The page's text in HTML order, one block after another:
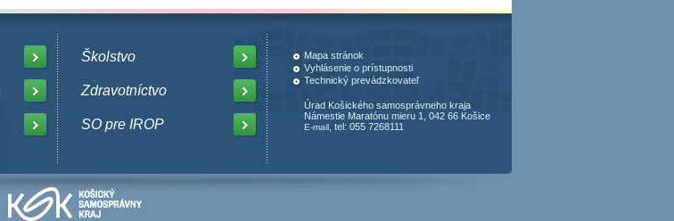
Školstvo
Zdravotníctvo
SO pre IROP
Mapa stránok
Vyhlásenie o prístupnosti
Technický prevádzkovateľ
Úrad Košického samosprávneho kraja
Námestie Maratónu mieru 1, 042 66 Košice
E-mail , tel: 055 7268111